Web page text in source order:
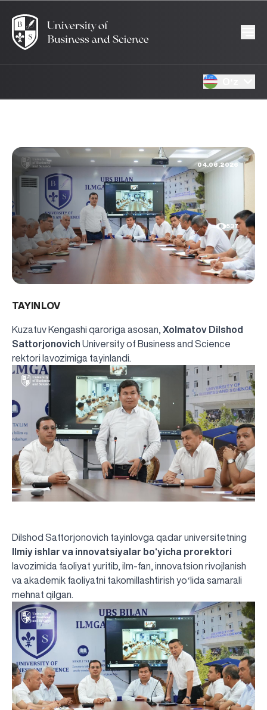
04.06.2026
537
TAYINLOV
Kuzatuv Kengashi qaroriga asosan, Xolmatov Dilshod
Sattorjonovich University of Business and Science
rektori lavozimiga tayinlandi.
Dilshod Sattorjonovich tayinlovga qadar universitetning
Ilmiy ishlar va innovatsiyalar bo‘yicha prorektori
lavozimida faoliyat yuritib, ilm-fan, innovatsion rivojlanish
va akademik faoliyatni takomillashtirish yoʻlida samarali
mehnat qilgan.